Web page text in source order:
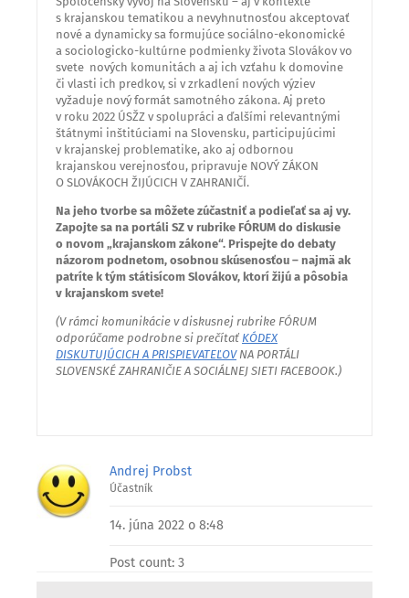
s krajanskou tematikou a nevyhnutnosťou akceptovať
nové a dynamicky sa formujúce sociálno-ekonomické
a sociologicko-kultúrne podmienky života Slovákov vo
svete nových komunitách a aj ich vzťahu k domovine
či vlasti ich predkov, si v zrkadlení nových výziev
vyžaduje nový formát samotného zákona. Aj preto
v roku 2022 ÚSŽZ v spolupráci a ďalšími relevantnými
štátnymi inštitúciami na Slovensku, participujúcimi
v krajanskej problematike, ako aj odbornou
krajanskou verejnosťou, pripravuje NOVÝ ZÁKON
O SLOVÁKOCH ŽIJÚCICH V ZAHRANIČÍ.
Na jeho tvorbe sa môžete zúčastniť a podieľať sa aj vy.
Zapojte sa na portáli SZ v rubrike FÓRUM do diskusie
o novom „krajanskom zákone“. Prispejte do debaty
názorom podnetom, osobnou skúsenosťou – najmä ak
patríte k tým státisícom Slovákov, ktorí žijú a pôsobia
v krajanskom svete!
(V rámci komunikácie v diskusnej rubrike FÓRUM
odporúčame podrobne si prečítať KÓDEX
DISKUTUJÚCICH A PRISPIEVATEĽOV NA PORTÁLI
SLOVENSKÉ ZAHRANIČIE A SOCIÁLNEJ SIETI FACEBOOK.)
Andrej Probst
Účastník
14. júna 2022 o 8:48
Post count: 3